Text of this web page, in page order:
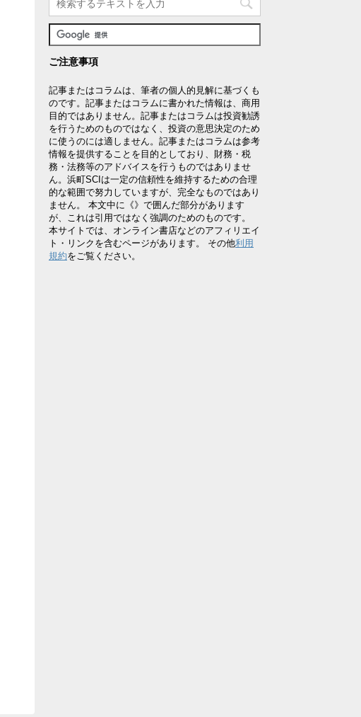
ご注意事項
記事またはコラムは、筆者の個人的見解に基づくも
のです。記事またはコラムに書かれた情報は、商用
目的ではありません。記事またはコラムは投資勧誘
を行うためのものではなく、投資の意思決定のため
に使うのには適しません。記事またはコラムは参考
情報を提供することを目的としており、財務・税
務・法務等のアドバイスを行うものではありませ
ん。浜町SCIは一定の信頼性を維持するための合理
的な範囲で努力していますが、完全なものではあり
ません。 本文中に《》で囲んだ部分があります
が、これは引用ではなく強調のためのものです。
本サイトでは、オンライン書店などのアフィリエイ
ト・リンクを含むページがあります。 その他利用
規約をご覧ください。